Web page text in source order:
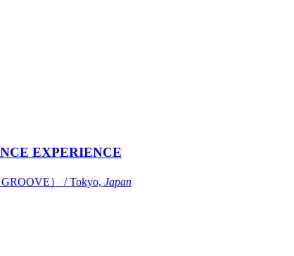
EXPERIENCE
） / Tokyo, Japan